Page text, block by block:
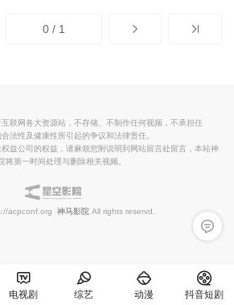
0 / 1
留言反
联网各大资源站，不存储、不制作任何视频，不承担任
法性及健康性所引起的争议和法律责任。
益公司的权益，请麻烦您附说明到网站留言处留言，本站神
将第一时间处理与删除相关视频。
acpconf.org 神马影院 All rights reservd.
电视剧 综艺 动漫 抖音短剧